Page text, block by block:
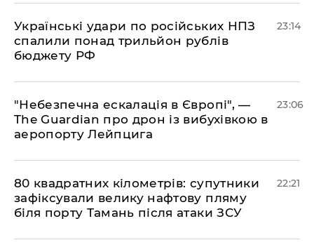
​Українські удари по російських НПЗ
спалили понад трильйон рублів
бюджету РФ
23:14
​"Небезпечна ескалація в Європі", —
The Guardian про дрон із вибухівкою в
аеропорту Лейпцига
23:06
​80 квадратних кілометрів: супутники
зафіксували велику нафтову пляму
біля порту Тамань після атаки ЗСУ
22:21